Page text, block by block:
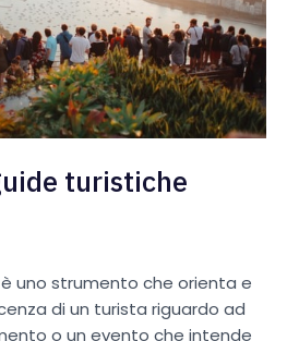
turistiche
è uno strumento che orienta e
di un turista riguardo ad
o un evento che intende